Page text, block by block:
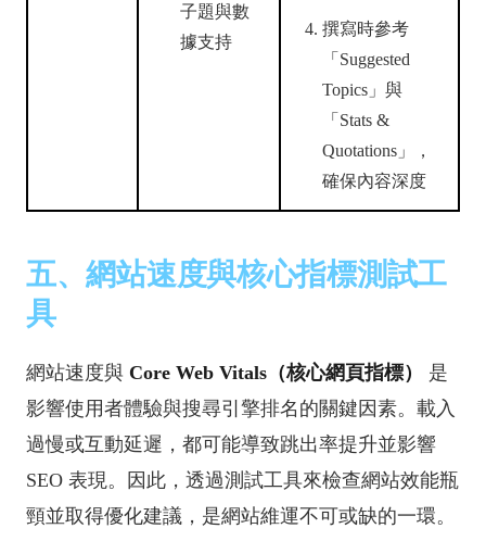
子題與數
據支持
撰寫時參考
「Suggested
Topics」與
「Stats &
Quotations」，
確保內容深度
五、網站速度與核心指標測試工
具
網站速度與 Core Web Vitals（核心網頁指標）
是
影響使用者體驗與搜尋引擎排名的關鍵因素。載入
過慢或互動延遲，都可能導致跳出率提升並影響
SEO 表現。因此，透過測試工具來檢查網站效能瓶
頸並取得優化建議，是網站維運不可或缺的一環。